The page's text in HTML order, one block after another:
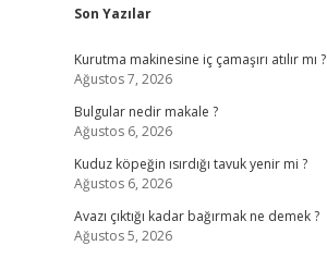
Sidebar
Son Yazılar
Kurutma makinesine iç çamaşırı atılır mı ?
Ağustos 7, 2026
Bulgular nedir makale ?
Ağustos 6, 2026
Kuduz köpeğin ısırdığı tavuk yenir mi ?
Ağustos 6, 2026
Avazı çıktığı kadar bağırmak ne demek ?
Ağustos 5, 2026